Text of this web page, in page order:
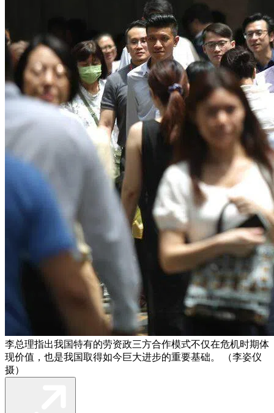
李总理指出我国特有的劳资政三方合作模式不仅在危机时期体
现价值，也是我国取得如今巨大进步的重要基础。 （李姿仪
摄）